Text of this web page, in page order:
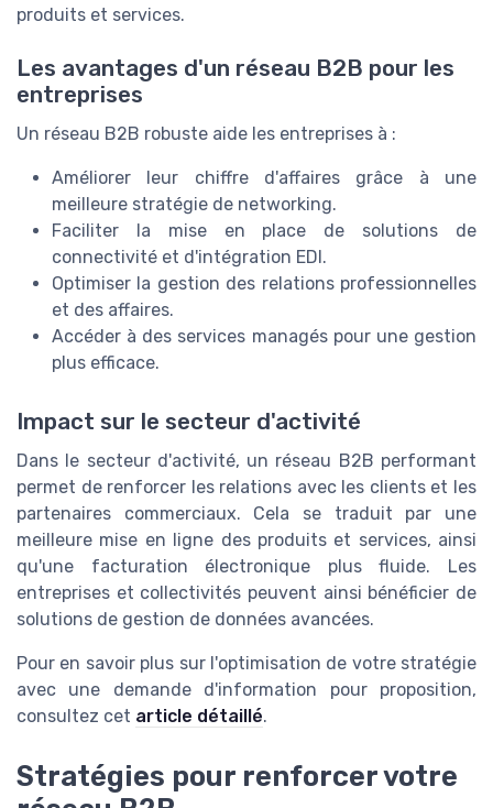
produits et services.
Les avantages d'un réseau B2B pour les
entreprises
Un réseau B2B robuste aide les entreprises à :
Améliorer leur chiffre d'affaires grâce à une
meilleure stratégie de networking.
Faciliter la mise en place de solutions de
connectivité et d'intégration EDI.
Optimiser la gestion des relations professionnelles
et des affaires.
Accéder à des services managés pour une gestion
plus efficace.
Impact sur le secteur d'activité
Dans le secteur d'activité, un réseau B2B performant
permet de renforcer les relations avec les clients et les
partenaires commerciaux. Cela se traduit par une
meilleure mise en ligne des produits et services, ainsi
qu'une facturation électronique plus fluide. Les
entreprises et collectivités peuvent ainsi bénéficier de
solutions de gestion de données avancées.
Pour en savoir plus sur l'optimisation de votre stratégie
avec une demande d'information pour proposition,
consultez cet article détaillé.
Stratégies pour renforcer votre